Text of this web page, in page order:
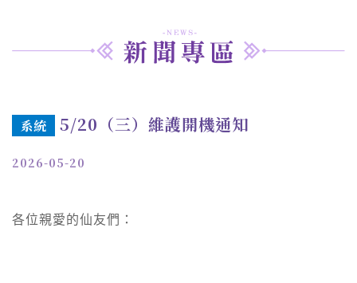
系統 5/20（三）維護開機通知
2026-05-20
各位親愛的仙友們：